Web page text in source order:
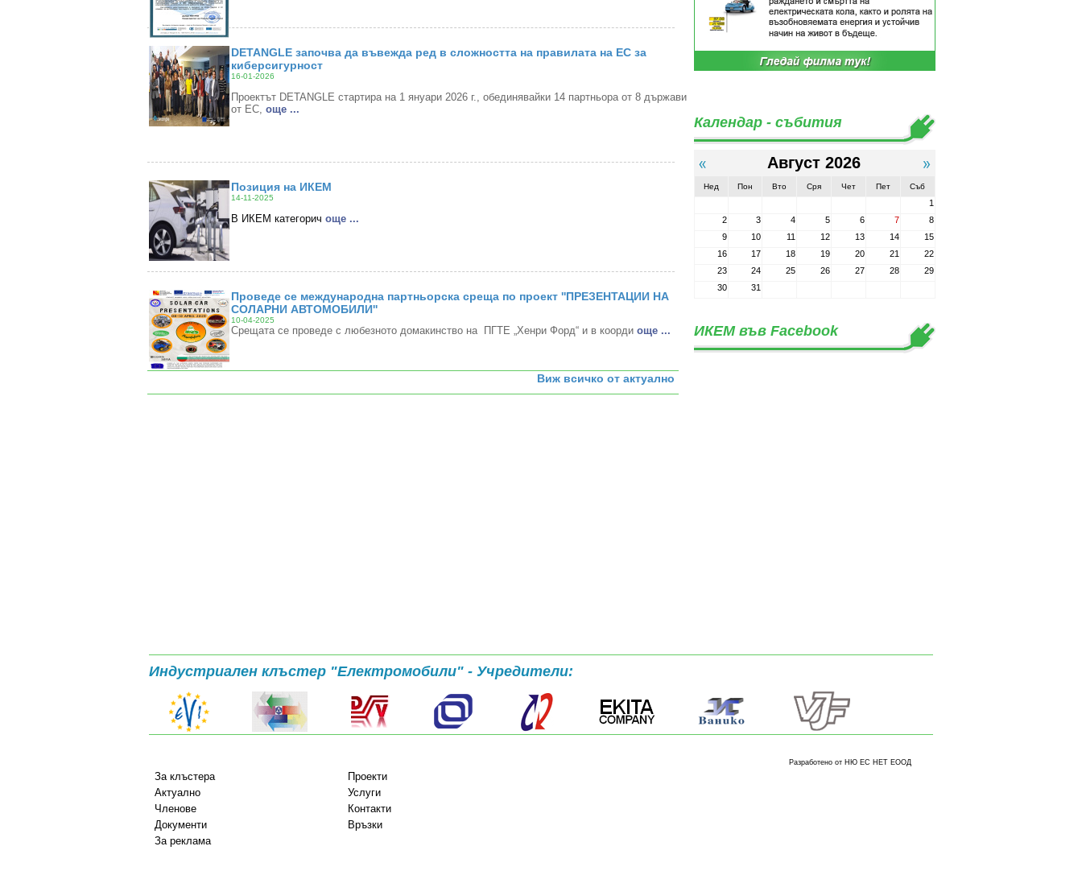
DETANGLE започва да въвежда ред в сложността на правилата на ЕС за
киберсигурност
16-01-2026
Проектът DETANGLE стартира на 1 януари 2026 г., обединявайки 14 партньора от 8 държави
от ЕС, oще ...
Позиция на ИКЕМ
14-11-2025
В ИКЕМ категорич oще ...
Проведе се международна партньорска среща по проект ''ПРЕЗЕНТАЦИИ НА
СОЛАРНИ АВТОМОБИЛИ''
10-04-2025
Срещата се проведе с любезното домакинство на ПГТЕ „Хенри Форд“ и в коорди oще ...
Виж всичко от актуално
Календар - събития
Август 2026
Нед Пон Вто Сря Чет Пет Съб
1
2
3 4 5 6 7
8
9
10 11 12 13 14
15
16
17 18 19 20 21
22
23
24 25 26 27 28
29
30
31
ИКЕМ във Facebook
Индустриален клъстер "Електромобили" - Учредители:
За клъстера
Проекти
Актуално
Услуги
Членове
Контакти
Документи
Връзки
За реклама
Разработено от НЮ ЕС НЕТ ЕООД